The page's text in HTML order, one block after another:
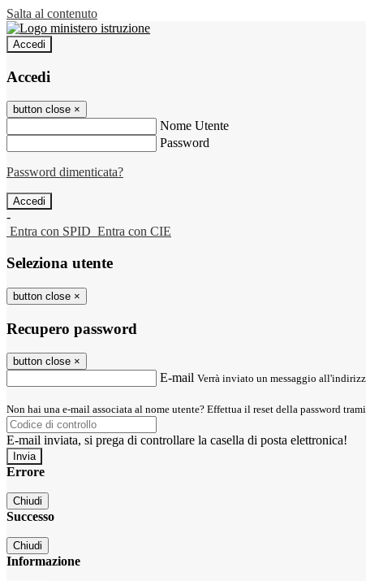
Salta al contenuto
Accedi
Accedi
button close ×
Nome Utente
Password
Password dimenticata?
-
Entra con SPID Entra con CIE
Seleziona utente
button close ×
Recupero password
button close ×
E-mail Verrà inviato un messaggio
Non hai una e-mail associata al nome utente? Effettua il reset della password
E-mail inviata, si prega di controllare la casella di posta elettronica!
Errore
Chiudi
Successo
Chiudi
Informazione